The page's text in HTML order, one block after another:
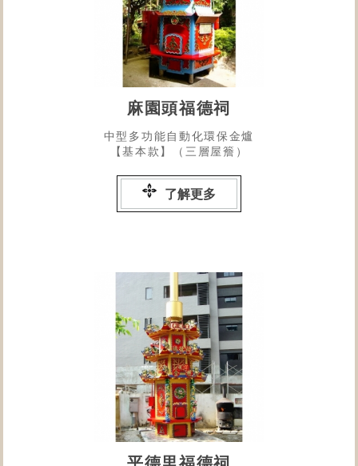
麻園頭福德祠
中型多功能自動化環保金爐
【基本款】（三層屋簷）
了解更多